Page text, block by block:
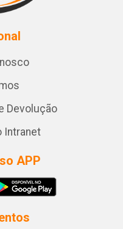
Devolução
Intranet
APP